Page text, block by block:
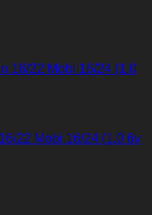
22 Mobi 16/24 (1.0 6v